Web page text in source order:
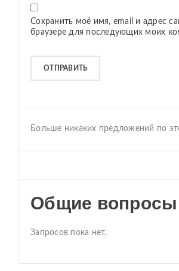
Сохранить моё имя, email и адрес
браузере для последующих моих
Больше никаких предложений по
Общие вопросы
Запросов пока нет.